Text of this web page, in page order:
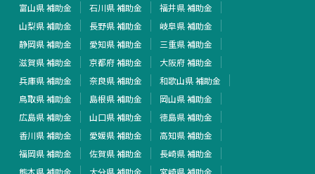
富山県 補助金
石川県 補助金
福井県 補助金
山梨県 補助金
長野県 補助金
岐阜県 補助金
静岡県 補助金
愛知県 補助金
三重県 補助金
滋賀県 補助金
京都府 補助金
大阪府 補助金
兵庫県 補助金
奈良県 補助金
和歌山県 補助金
鳥取県 補助金
島根県 補助金
岡山県 補助金
広島県 補助金
山口県 補助金
徳島県 補助金
香川県 補助金
愛媛県 補助金
高知県 補助金
福岡県 補助金
佐賀県 補助金
長崎県 補助金
熊本県 補助金
大分県 補助金
宮崎県 補助金